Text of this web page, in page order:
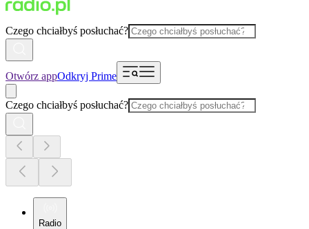
Czego chciałbyś posłuchać?
Otwórz appOdkryj Prime
Czego chciałbyś posłuchać?
Radio